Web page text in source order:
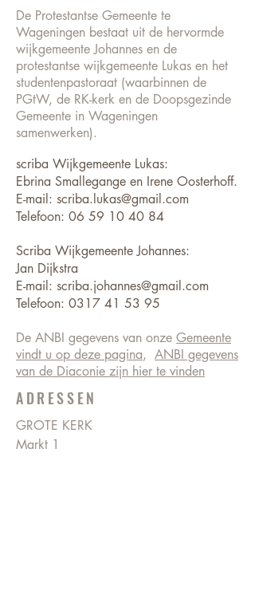
De Protestantse Gemeente te
Wageningen bestaat uit de hervormde
wijkgemeente Johannes en de
protestantse wijkgemeente Lukas en het
studentenpastoraat (waarbinnen de
PGtW, de RK-kerk en de Doopsgezinde
Gemeente in Wageningen
samenwerken).
scriba Wijkgemeente Lukas:
Ebrina Smallegange en Irene Oosterhoff.
E-mail: scriba.lukas@gmail.com
Telefoon: 06 59 10 40 84
Scriba Wijkgemeente Johannes:
Jan Dijkstra
E-mail: scriba.johannes@gmail.com
Telefoon: 0317 41 53 95
De ANBI gegevens van onze Gemeente
vindt u op deze pagina, ANBI gegevens
van de Diaconie zijn hier te vinden
ADRESSEN
GROTE KERK
Markt 1